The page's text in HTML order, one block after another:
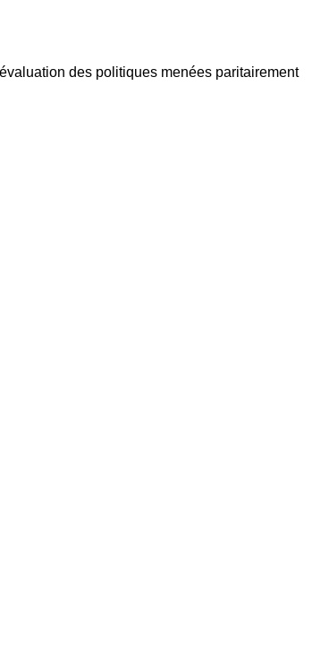
des politiques menées paritairement